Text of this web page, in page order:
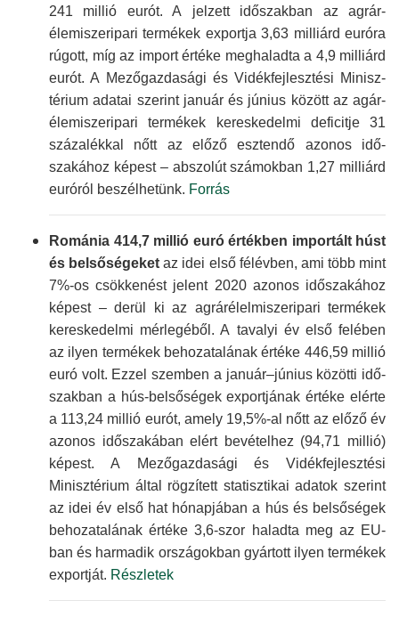
241 millió eurót. A jelzett időszakban az agrár­
élemiszer­ipari termékek exportja 3,63 milliárd euróra
rúgott, míg az import értéke meghaladta a 4,9 milliárd
eurót. A Mező­gazdasági és Vidék­fejlesztési Minisz­
térium adatai szerint január és június között az agár­
élemiszer­ipari termékek kereskedelmi deficitje 31
százalékkal nőtt az előző esztendő azonos idő­
szakához képest – abszolút számokban 1,27 milliárd
euróról beszél­hetünk. Forrás
Románia 414,7 millió euró értékben importált húst
és belső­ségeketaz idei első félévben, ami több mint
7%-os csökkenést jelent 2020 azonos időszakához
képest – derül ki az agrár­élelmiszer­ipari termékek
kereskedelmi mérlegéből. A tavalyi év első felében
az ilyen termékek behoza­talának értéke 446,59 millió
euró volt. Ezzel szemben a január–június közötti idő­
szakban a hús-belső­ségek exportjának értéke elérte
a 113,24 millió eurót, amely 19,5%-al nőtt az előző év
azonos idő­szakában elért bevételhez (94,71 millió)
képest. A Mező­gazdasági és Vidék­fejlesztési
Minisztérium által rögzített statisztikai adatok szerint
az idei év első hat hónapjában a hús és belsőségek
behoza­talának értéke 3,6-szor haladta meg az EU-
ban és harmadik országokban gyártott ilyen termékek
exportját. Részletek